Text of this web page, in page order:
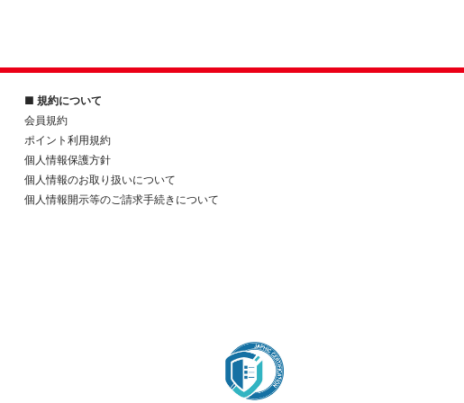
■ 規約について
会員規約
ポイント利用規約
個人情報保護方針
個人情報のお取り扱いについて
個人情報開示等のご請求手続きについて